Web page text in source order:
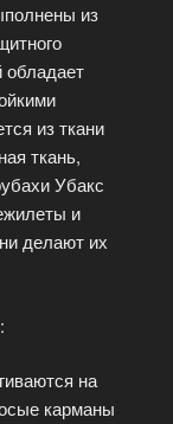
из
обладает
из ткани
ткань,
Убакс
и
делают их
на
карманы